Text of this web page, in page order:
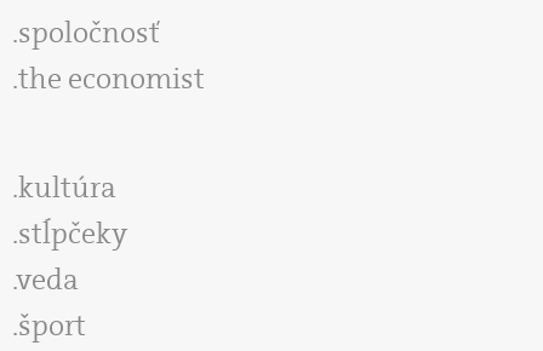
spoločnosť
the economist
kultúra
stĺpčeky
veda
šport